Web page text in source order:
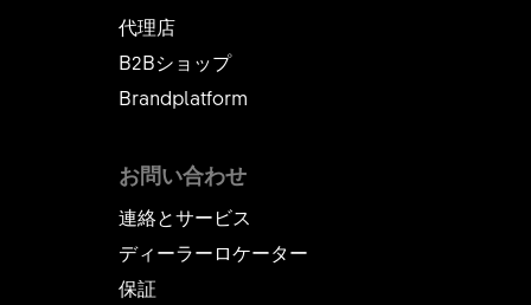
お問い合わせ
連絡とサービス
ディーラーロケーター
保証
代理店
B2Bショップ
Brandplatform